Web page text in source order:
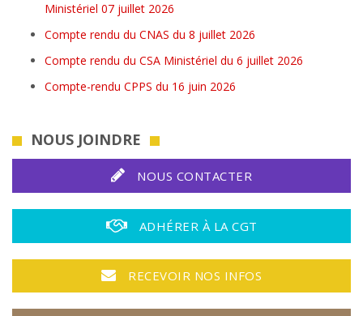
Ministériel 07 juillet 2026
Compte rendu du CNAS du 8 juillet 2026
Compte rendu du CSA Ministériel du 6 juillet 2026
Compte-rendu CPPS du 16 juin 2026
NOUS JOINDRE
NOUS CONTACTER
ADHÉRER À LA CGT
RECEVOIR NOS INFOS